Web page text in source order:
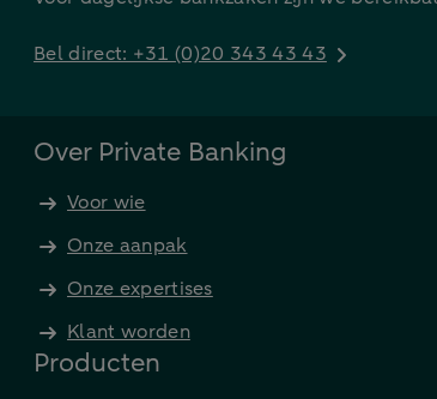
Bel direct: +31 (0)20 343 43 43
Over Private Banking
Voor wie
Onze aanpak
Onze expertises
Klant worden
Producten